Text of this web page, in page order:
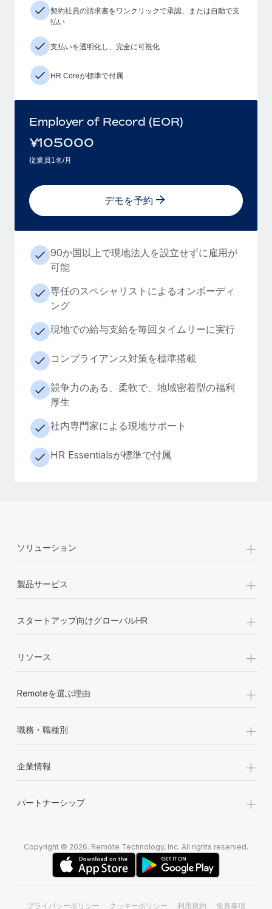
契約社員の請求書をワンクリックで承認、または自動で支
払い
支払いを透明化し、完全に可視化
HR Coreが標準で付属
Employer of Record (EOR)
¥105000
従業員1名/月
デモを予約
90か国以上で現地法人を設立せずに雇用が
可能
専任のスペシャリストによるオンボーディ
ング
現地での給与支給を毎回タイムリーに実行
コンプライアンス対策を標準搭載
競争力のある、柔軟で、地域密着型の福利
厚生
社内専門家による現地サポート
HR Essentialsが標準で付属
ソリューション +
製品サービス +
スタートアップ向けグローバルHR +
リソース +
Remoteを選ぶ理由 +
職務・職種別 +
企業情報 +
パートナーシップ +
Copyright © 2026. Remote Technology, Inc. All rights reserved.
プライバシーポリシー クッキーポリシー 利用規約 免責事項